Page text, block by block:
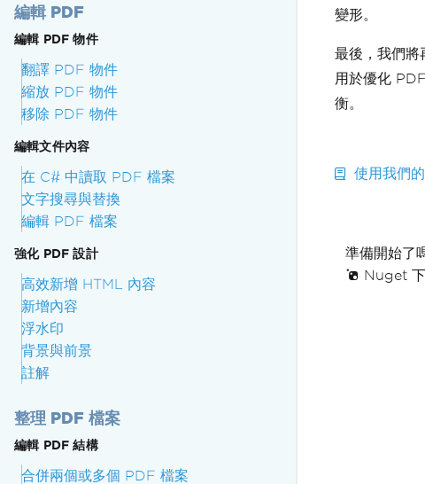
編輯 PDF
編輯 PDF 物件
翻譯 PDF 物件
縮放 PDF 物件
移除 PDF 物件
編輯文件內容
在 C# 中讀取 PDF 檔案
文字搜尋與替換
編輯 PDF 檔案
強化 PDF 設計
高效新增 HTML 內容
新增內容
浮水印
背景與前景
註解
整理 PDF 檔案
編輯 PDF 結構
合併兩個或多個 PDF 檔案
變形。
最後，我們將
用於優化
衡。
使用我們
準備開始了
Nuget